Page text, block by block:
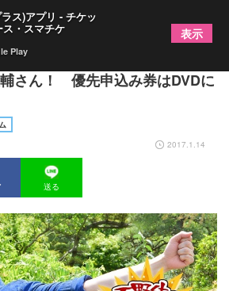
もの』スペシャルイベント、追
さん！ 優先申込み券はDVDに
2017.1.14
送る
ス)アプリ - チケッ
ス・スマチケ
Play
表示